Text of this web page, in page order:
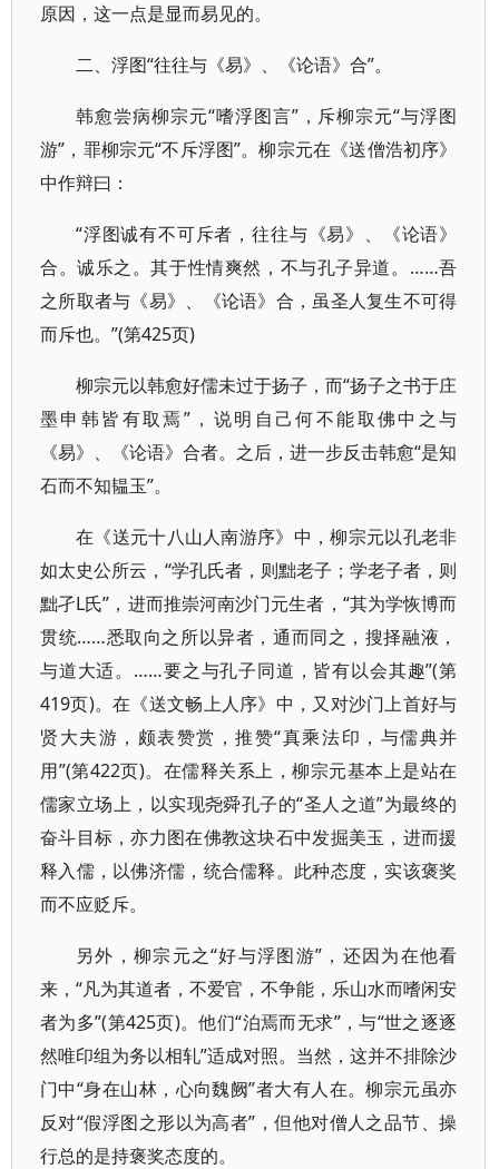
原因，这一点是显而易见的。
二、浮图“往往与《易》、《论语》合”。
韩愈尝病柳宗元“嗜浮图言”，斥柳宗元“与浮图
游”，罪柳宗元“不斥浮图”。柳宗元在《送僧浩初序》
中作辩曰：
“浮图诚有不可斥者，往往与《易》、《论语》
合。诚乐之。其于性情爽然，不与孔子异道。……吾
之所取者与《易》、《论语》合，虽圣人复生不可得
而斥也。”(第425页)
柳宗元以韩愈好儒未过于扬子，而“扬子之书于庄
墨申韩皆有取焉”，说明自己何不能取佛中之与
《易》、《论语》合者。之后，进一步反击韩愈“是知
石而不知韫玉”。
在《送元十八山人南游序》中，柳宗元以孔老非
如太史公所云，“学孔氏者，则黜老子；学老子者，则
黜孑L氏”，进而推崇河南沙门元生者，“其为学恢博而
贯统……悉取向之所以异者，通而同之，搜择融液，
与道大适。……要之与孔子同道，皆有以会其趣”(第
419页)。在《送文畅上人序》中，又对沙门上首好与
贤大夫游，颇表赞赏，推赞“真乘法印，与儒典并
用”(第422页)。在儒释关系上，柳宗元基本上是站在
儒家立场上，以实现尧舜孔子的“圣人之道”为最终的
奋斗目标，亦力图在佛教这块石中发掘美玉，进而援
释入儒，以佛济儒，统合儒释。此种态度，实该褒奖
而不应贬斥。
另外，柳宗元之“好与浮图游”，还因为在他看
来，“凡为其道者，不爱官，不争能，乐山水而嗜闲安
者为多”(第425页)。他们“泊焉而无求”，与“世之逐逐
然唯印组为务以相轧”适成对照。当然，这并不排除沙
门中“身在山林，心向魏阙”者大有人在。柳宗元虽亦
反对“假浮图之形以为高者”，但他对僧人之品节、操
行总的是持褒奖态度的。